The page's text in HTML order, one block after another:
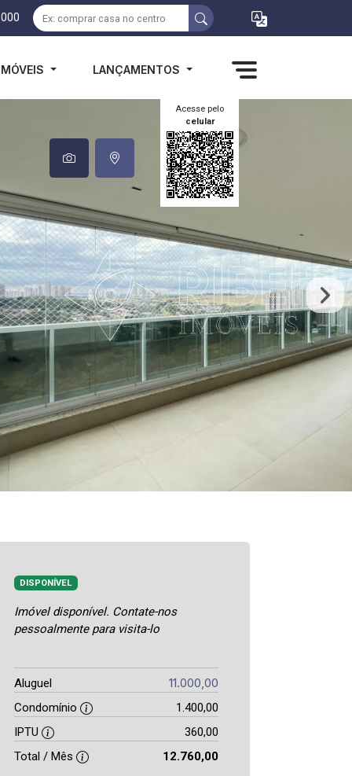
LANÇAMENTOS
Acesse pelo
celular
DISPONÍVEL
Imóvel disponível. Contate-nos
pessoalmente para visita-lo
Aluguel 11.000,00
Condomínio
1.400,00
IPTU
360,00
Total / Mês
12.760,00